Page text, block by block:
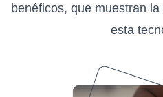
benéficos, que muestran
esta